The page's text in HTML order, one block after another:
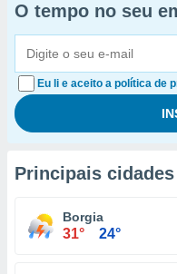
O tempo no seu
Eu li e aceito a política de
Principais cidades
Borgia
31° 24°